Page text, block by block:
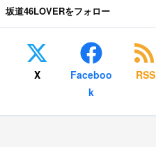
坂道46LOVERをフォロー
X
Faceboo
k
RSS